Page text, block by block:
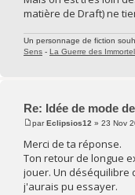
matière de Draft) ne
Un personnage de fiction
Sens - La Guerre des
Re: Idée de mode
parEclipsios12 » 23 Nov
Merci de ta réponse.
Ton retour de longue
jouer. Un déséquilibre
j'aurais pu essayer.